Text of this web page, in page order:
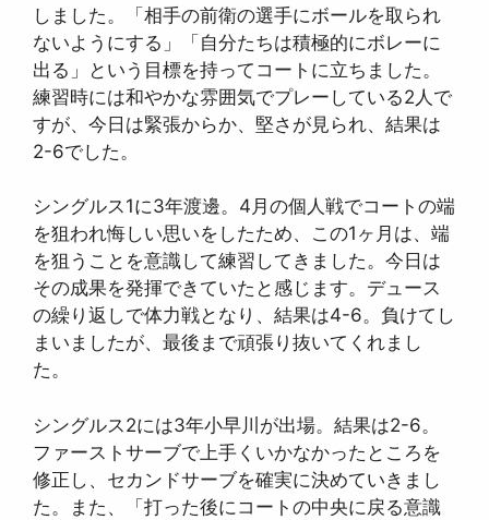
しました。「相手の前衛の選手にボールを取られ
ないようにする」「自分たちは積極的にボレーに
出る」という目標を持ってコートに立ちました。
練習時には和やかな雰囲気でプレーしている2人で
すが、今日は緊張からか、堅さが見られ、結果は
2-6でした。
シングルス1に3年渡邊。4月の個人戦でコートの端
を狙われ悔しい思いをしたため、この1ヶ月は、端
を狙うことを意識して練習してきました。今日は
その成果を発揮できていたと感じます。デュース
の繰り返しで体力戦となり、結果は4-6。負けてし
まいましたが、最後まで頑張り抜いてくれまし
た。
シングルス2には3年小早川が出場。結果は2-6。
ファーストサーブで上手くいかなかったところを
修正し、セカンドサーブを確実に決めていきまし
た。また、「打った後にコートの中央に戻る意識